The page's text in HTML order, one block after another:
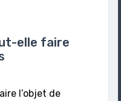
elle faire
l’objet de